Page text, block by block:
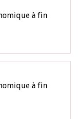
à fin
à fin